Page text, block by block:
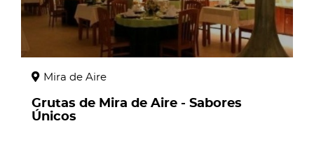
Mira de Aire
Grutas de Mira de Aire - Sabores
Únicos